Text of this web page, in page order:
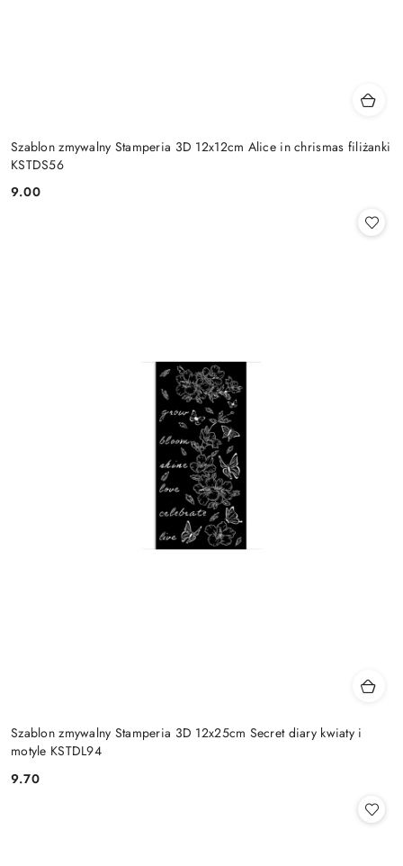
Szablon zmywalny Stamperia 3D 12x12cm Alice in chrismas filiżanki
KSTDS56
Cena:
9.00
Szablon zmywalny Stamperia 3D 12x25cm Secret diary kwiaty i
motyle KSTDL94
Cena:
9.70